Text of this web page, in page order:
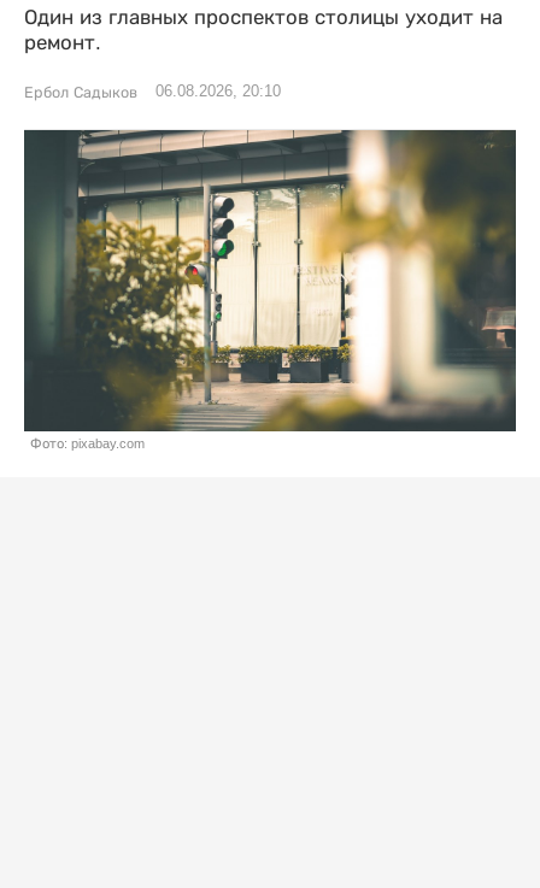
Один из главных проспектов столицы уходит на
ремонт.
Ербол Садыков 06.08.2026, 20:10
Фото: pixabay.com